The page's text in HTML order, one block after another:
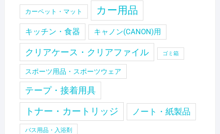
カーペット・マット カー用品
キッチン・食器 キャノン(CANON)用
クリアケース・クリアファイル ゴミ箱
スポーツ用品・スポーツウェア
テープ・接着用具
トナー・カートリッジ ノート・紙製品
バス用品・入浴剤